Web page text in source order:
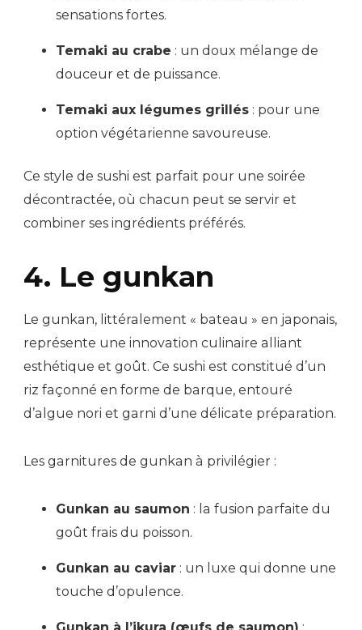
sensations fortes.
Temaki au crabe : un doux mélange de
douceur et de puissance.
Temaki aux légumes grillés : pour une
option végétarienne savoureuse.
Ce style de sushi est parfait pour une soirée
décontractée, où chacun peut se servir et
combiner ses ingrédients préférés.
4. Le gunkan
Le gunkan, littéralement « bateau » en japonais,
représente une innovation culinaire alliant
esthétique et goût. Ce sushi est constitué d’un
riz façonné en forme de barque, entouré
d’algue nori et garni d’une délicate préparation.
Les garnitures de gunkan à privilégier :
Gunkan au saumon : la fusion parfaite du
goût frais du poisson.
Gunkan au caviar : un luxe qui donne une
touche d’opulence.